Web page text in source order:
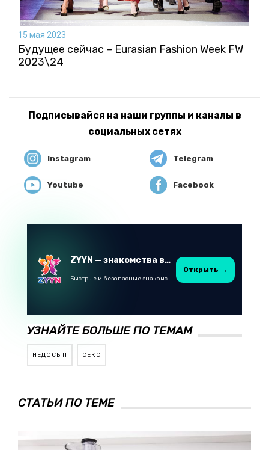
15 мая 2023
Будущее сейчас – Eurasian Fashion Week FW
2023\24
Подписывайся на наши группы и каналы в
социальных сетях
Instagram Telegram
Youtube Facebook
ZYYN — знакомства в Казахстане
Быстрые и безопасные знакомства в Telegram
Открыть →
УЗНАЙТЕ БОЛЬШЕ ПО ТЕМАМ
НЕДОСЫП СЕКС
СТАТЬИ ПО ТЕМЕ